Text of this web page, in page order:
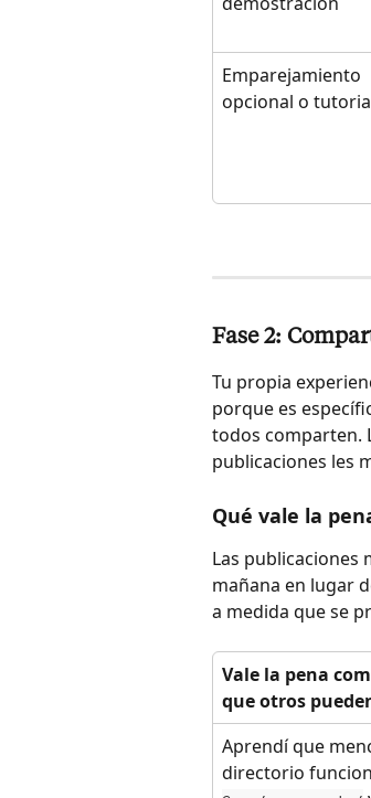
Emparejamiento
opcional o
Fase 2:
Tu propia
porque es
todos comparten.
publicaciones les
Qué vale la
Las publicaciones
mañana en lugar
a medida que se
Vale la pena
que otros
Aprendí que
directorio